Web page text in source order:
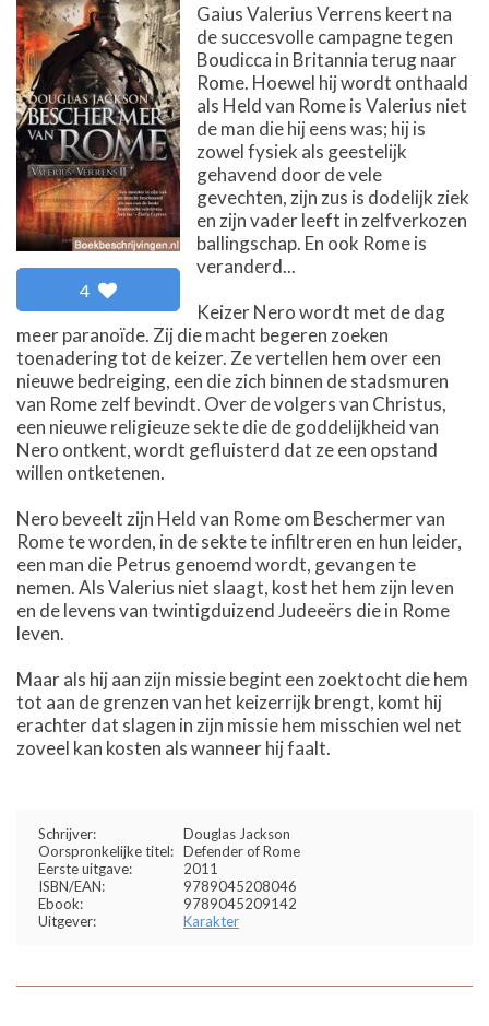
4
Gaius Valerius Verrens keert na
de succesvolle campagne tegen
Boudicca in Britannia terug naar
Rome. Hoewel hij wordt onthaald
als Held van Rome is Valerius niet
de man die hij eens was; hij is
zowel fysiek als geestelijk
gehavend door de vele
gevechten, zijn zus is dodelijk ziek
en zijn vader leeft in zelfverkozen
ballingschap. En ook Rome is
veranderd...
Keizer Nero wordt met de dag
meer paranoïde. Zij die macht begeren zoeken
toenadering tot de keizer. Ze vertellen hem over een
nieuwe bedreiging, een die zich binnen de stadsmuren
van Rome zelf bevindt. Over de volgers van Christus,
een nieuwe religieuze sekte die de goddelijkheid van
Nero ontkent, wordt gefluisterd dat ze een opstand
willen ontketenen.
Nero beveelt zijn Held van Rome om Beschermer van
Rome te worden, in de sekte te infiltreren en hun leider,
een man die Petrus genoemd wordt, gevangen te
nemen. Als Valerius niet slaagt, kost het hem zijn leven
en de levens van twintigduizend Judeeërs die in Rome
leven.
Maar als hij aan zijn missie begint een zoektocht die hem
tot aan de grenzen van het keizerrijk brengt, komt hij
erachter dat slagen in zijn missie hem misschien wel net
zoveel kan kosten als wanneer hij faalt.
Schrijver:
Douglas Jackson
Oorspronkelijke titel: Defender of Rome
Eerste uitgave:
2011
ISBN/EAN:
9789045208046
Ebook:
9789045209142
Uitgever:
Karakter